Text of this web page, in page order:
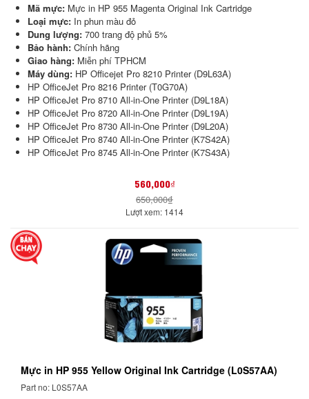
Mã mực: Mực in HP 955 Magenta Original Ink Cartridge
Loại mực: In phun màu đỏ
Dung lượng: 700 trang độ phủ 5%
Bảo hành: Chính hãng
Giao hàng: Miễn phí TPHCM
Máy dùng: HP Officejet Pro 8210 Printer (D9L63A)
HP OfficeJet Pro 8216 Printer (T0G70A)
HP OfficeJet Pro 8710 All-in-One Printer (D9L18A)
HP OfficeJet Pro 8720 All-in-One Printer (D9L19A)
HP OfficeJet Pro 8730 All-in-One Printer (D9L20A)
HP OfficeJet Pro 8740 All-in-One Printer (K7S42A)
HP OfficeJet Pro 8745 All-in-One Printer (K7S43A)
560,000₫
650,000₫
Lượt xem: 1414
Mực in HP 955 Yellow Original Ink Cartridge (L0S57AA)
Part no: L0S57AA